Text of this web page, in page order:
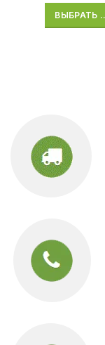
ВЫБРАТЬ